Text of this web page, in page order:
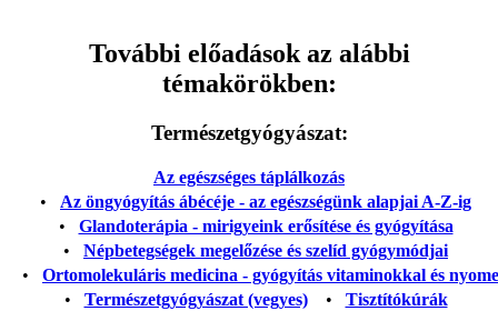
További előadások az alábbi
témakörökben:
Természetgyógyászat:
Az egészséges táplálkozás
• Az öngyógyítás ábécéje - az egészségünk alapjai A-Z-ig
• Glandoterápia - mirigyeink erősítése és gyógyítása
• Népbetegségek megelőzése és szelíd gyógymódjai
• Ortomolekuláris medicina - gyógyítás vitaminokkal és
• Természetgyógyászat (vegyes)• Tisztítókúrák